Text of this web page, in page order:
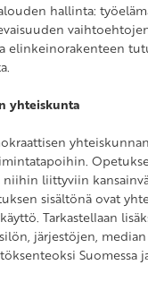
hallinta:
elinkeinorakenteen
yhteiskunta
liittyviin
sisältönä ovat
Tarkastellaan
järjestöjen,
Suomessa